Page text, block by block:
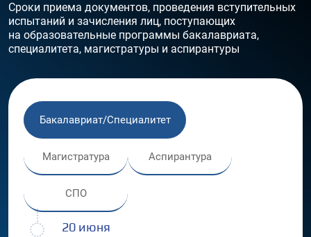
Сроки приема документов, проведения вступительных
испытаний и зачисления лиц, поступающих
на образовательные программы бакалавриата,
специалитета, магистратуры и аспирантуры
Бакалавриат/Специалитет
Магистратура Аспирантура
СПО
20 июня